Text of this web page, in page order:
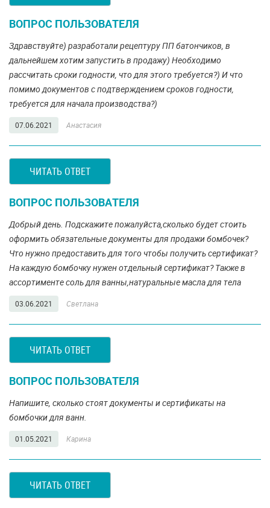
ВОПРОС ПОЛЬЗОВАТЕЛЯ
Здравствуйте) разработали рецептуру ПП батончиков, в
дальнейшем хотим запустить в продажу) Необходимо
рассчитать сроки годности, что для этого требуется?) И что
помимо документов с подтверждением сроков годности,
требуется для начала производства?)
07.06.2021 Анастасия
ЧИТАТЬ ОТВЕТ
ВОПРОС ПОЛЬЗОВАТЕЛЯ
Добрый день. Подскажите пожалуйста,сколько будет стоить
оформить обязательные документы для продажи бомбочек?
Что нужно предоставить для того чтобы получить сертификат?
На каждую бомбочку нужен отдельный сертификат? Также в
ассортименте соль для ванны,натуральные масла для тела
03.06.2021 Светлана
ЧИТАТЬ ОТВЕТ
ВОПРОС ПОЛЬЗОВАТЕЛЯ
Напишите, сколько стоят документы и сертификаты на
бомбочки для ванн.
01.05.2021 Карина
ЧИТАТЬ ОТВЕТ